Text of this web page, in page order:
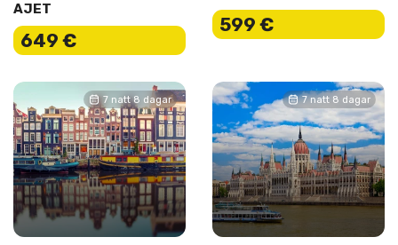
AJET
649 €
599 €
7 natt 8 dagar 7 natt 8 dagar